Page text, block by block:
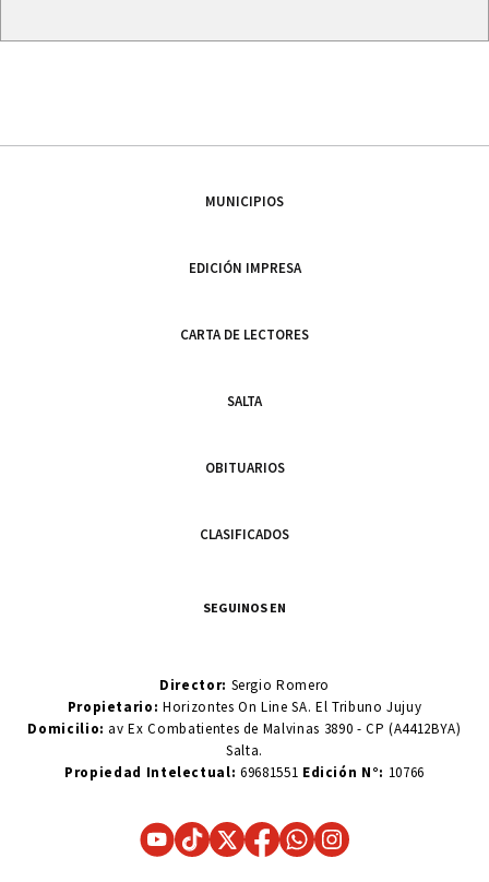
MUNICIPIOS
EDICIÓN IMPRESA
CARTA DE LECTORES
SALTA
OBITUARIOS
CLASIFICADOS
SEGUINOS EN
Director: Sergio Romero
Propietario:Horizontes On Line SA. El Tribuno Jujuy
Domicilio: av Ex Combatientes de Malvinas 3890 - CP (A4412BYA)
Salta.
Propiedad Intelectual: 69681551 Edición N°: 10766